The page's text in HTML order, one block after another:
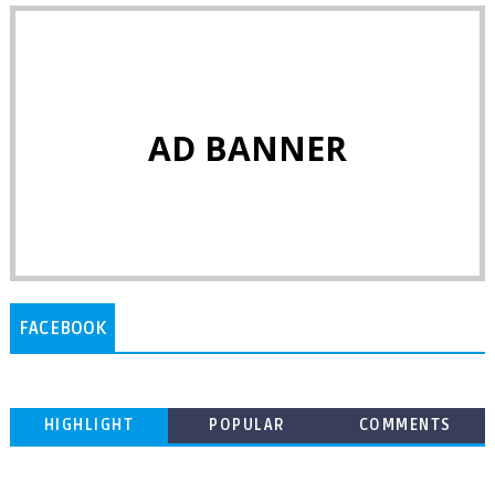
AD BANNER
FACEBOOK
HIGHLIGHT POPULAR COMMENTS